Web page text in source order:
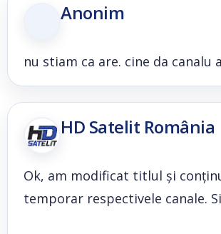
Anonim
nu stiam ca are. cine da canalu
HD Satelit România
Ok, am modificat titlul și
temporar respectivele canale.